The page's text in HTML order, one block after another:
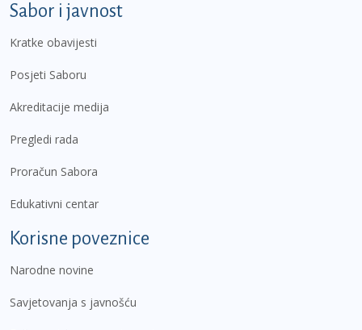
Sabor i javnost
Kratke obavijesti
Posjeti Saboru
Akreditacije medija
Pregledi rada
Proračun Sabora
Edukativni centar
Korisne poveznice
Narodne novine
Savjetovanja s javnošću